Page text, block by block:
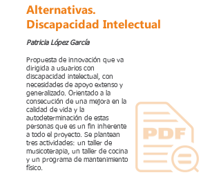
Alternativas.
Discapacidad Intelectual
Patricia López García
Propuesta de innovación que va
dirigida a usuarios con
discapacidad intelectual, con
necesidades de apoyo extenso y
generalizado. Orientado a la
consecución de una mejora en la
calidad de vida y la
autodeterminación de estas
personas que es un fin inherente
a todo el proyecto. Se plantean
tres actividades: un taller de
musicoterapia, un taller de cocina
y un programa de mantenimiento
físico.